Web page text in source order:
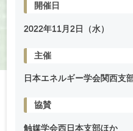
開催日
2022年11 月2日（水）
主催
日本エネルギー学会関西支
協賛
触媒学会西日本支部ほか